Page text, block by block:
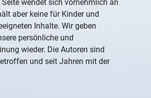
Seite wendet sich vornehmlich an
aber keine für Kinder und
Inhalte. Wir geben
persönliche und
wieder. Die Autoren sind
und seit Jahren mit der